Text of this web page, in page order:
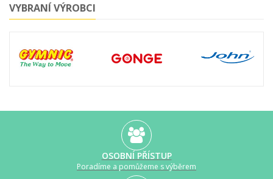
VYBRANÍ VÝROBCI
OSOBNÍ PŘÍSTUP
Poradíme a pomůžeme s výběrem